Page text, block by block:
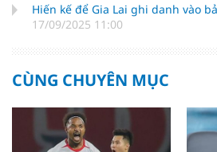
Hiến kế để Gia Lai ghi danh vào
17/09/2025 11:00
CÙNG CHUYÊN MỤC